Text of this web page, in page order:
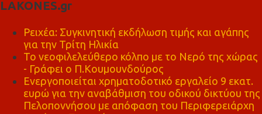
LAKONES.gr
Ρειχέα: Συγκινητική εκδήλωση τιμής και αγάπης
για την Τρίτη Ηλικία
Το νεοφιλελεύθερο κόλπο με το Νερό της χώρας
- Γράφει ο Π.Κουμουνδούρος
Ενεργοποιείται χρηματοδοτικό εργαλείο 9 εκατ.
ευρώ για την αναβάθμιση του οδικού δικτύου της
Πελοποννήσου με απόφαση του Περιφερειάρχη